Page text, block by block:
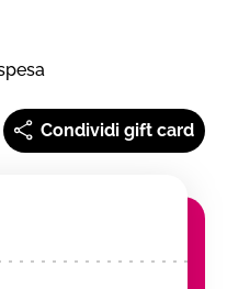
Condividi gift card